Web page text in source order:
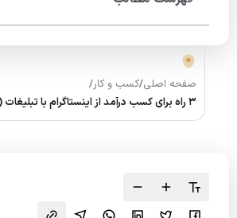
صفحه اصلی/کسب و کار/
3 راه برای کسب درآمد از اینستاگرام با تبلیغات (در ازای نمایش)